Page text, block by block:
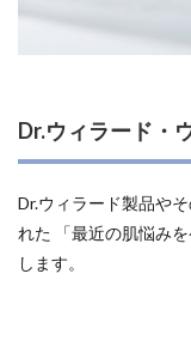
Dr.ウィラード・
Dr.ウィラード製品や
れた
「最近の肌悩み
します。